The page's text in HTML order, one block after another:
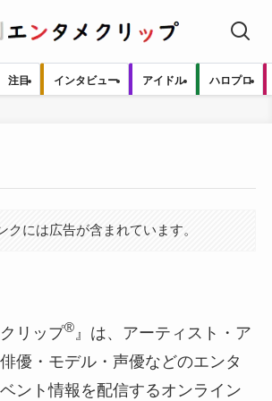
注目 インタビュー アイドル ハロプロ
クには広告が含まれています。
リップ®』は、アーティスト・ア
優・モデル・声優などのエンタ
ント情報を配信するオンライン